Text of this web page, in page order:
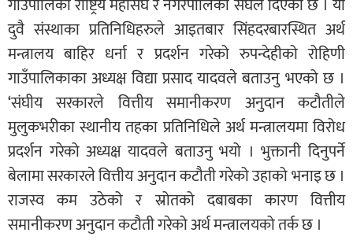
गाउँपालिका राष्ट्रिय महासंघ र नगरपालिका संघले दिएको छ । यी
दुवै संस्थाका प्रतिनिधिहरुले आइतबार सिंहदरबारस्थित अर्थ
मन्त्रालय बाहिर धर्ना र प्रदर्शन गरेको रुपन्देहीको रोहिणी
गाउँपालिकाका अध्यक्ष विद्या प्रसाद यादवले बताउनु भएको छ ।
‘संघीय सरकारले वित्तीय समानीकरण अनुदान कटौतीले
मुलुकभरीका स्थानीय तहका प्रतिनिधिले अर्थ मन्त्रालयमा विरोध
प्रदर्शन गरेको अध्यक्ष यादवले बताउनु भयो । भुक्तानी दिनुपर्ने
बेलामा सरकारले वित्तीय अनुदान कटौती गरेको उहाको भनाइ छ ।
राजस्व कम उठेको र स्रोतको दबाबका कारण वित्तीय
समानीकरण अनुदान कटौती गरेको अर्थ मन्त्रालयको तर्क छ ।